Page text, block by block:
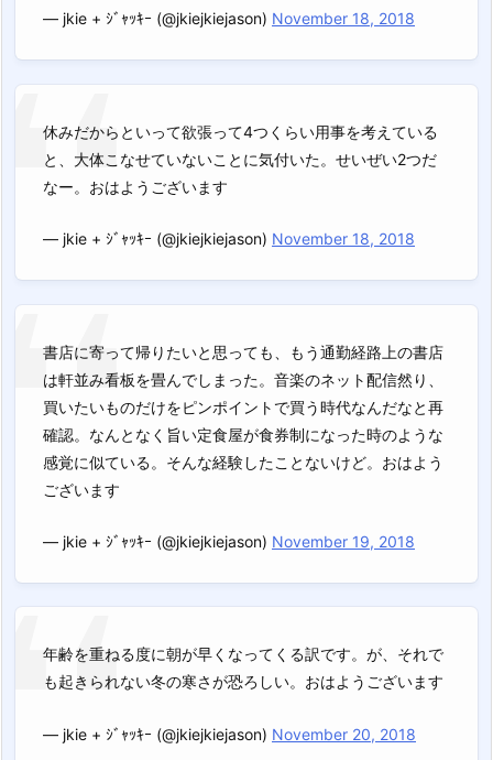
— jkie + ｼﾞｬｯｷｰ (@jkiejkiejason) November 18, 2018
休みだからといって欲張って4つくらい用事を考えている
と、大体こなせていないことに気付いた。せいぜい2つだ
なー。おはようございます
— jkie + ｼﾞｬｯｷｰ (@jkiejkiejason) November 18, 2018
書店に寄って帰りたいと思っても、もう通勤経路上の書店
は軒並み看板を畳んでしまった。音楽のネット配信然り、
買いたいものだけをピンポイントで買う時代なんだなと再
確認。なんとなく旨い定食屋が食券制になった時のような
感覚に似ている。そんな経験したことないけど。おはよう
ございます
— jkie + ｼﾞｬｯｷｰ (@jkiejkiejason) November 19, 2018
年齢を重ねる度に朝が早くなってくる訳です。が、それで
も起きられない冬の寒さが恐ろしい。おはようございます
— jkie + ｼﾞｬｯｷｰ (@jkiejkiejason) November 20, 2018